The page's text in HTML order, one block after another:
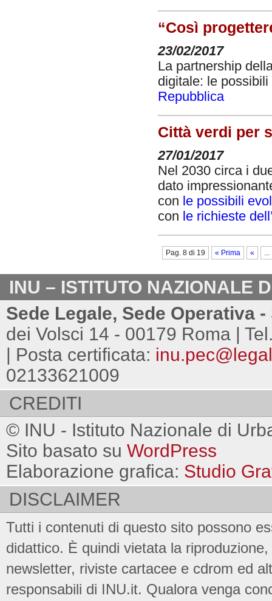
“Così
23/02/2017
La partnership
digitale: le
Repubblica
Città verdi per
27/01/2017
Nel 2030 circa i
dato
con le possibili
con le richieste
Pag. 8 di 19 « Prima « ...
INU – ISTITUTO NAZIONALE
Sede Legale, Sede Operativa
dei Volsci 14 - 00179 Roma |
| Posta certificata:
02133621009
CREDITI
© INU - Istituto Nazionale di
Sito basato su WordPress
Elaborazione grafica: Studio
DISCLAIMER
Tutti i contenuti di questo sito possono
didattico. È quindi vietata la
newsletter, riviste cartacee e cdrom ed
responsabili di INU.it. Qualora venga